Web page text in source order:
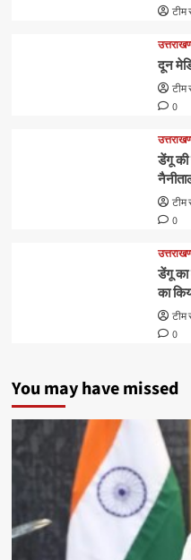
टीम
दून
टीम
0
डेंगू की
टीम
0
डेंगू का
का
टीम
0
You may have missed